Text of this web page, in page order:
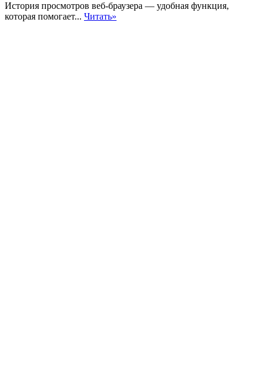
История просмотров веб-браузера — удобная функция,
которая помогает... Читать»